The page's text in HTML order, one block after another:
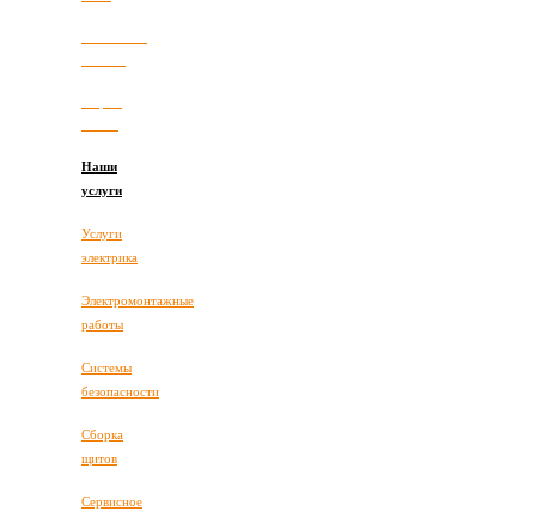
Наши
услуги
Услуги
электрика
Электромонтажные
работы
Системы
безопасности
Сборка
щитов
Сервисное